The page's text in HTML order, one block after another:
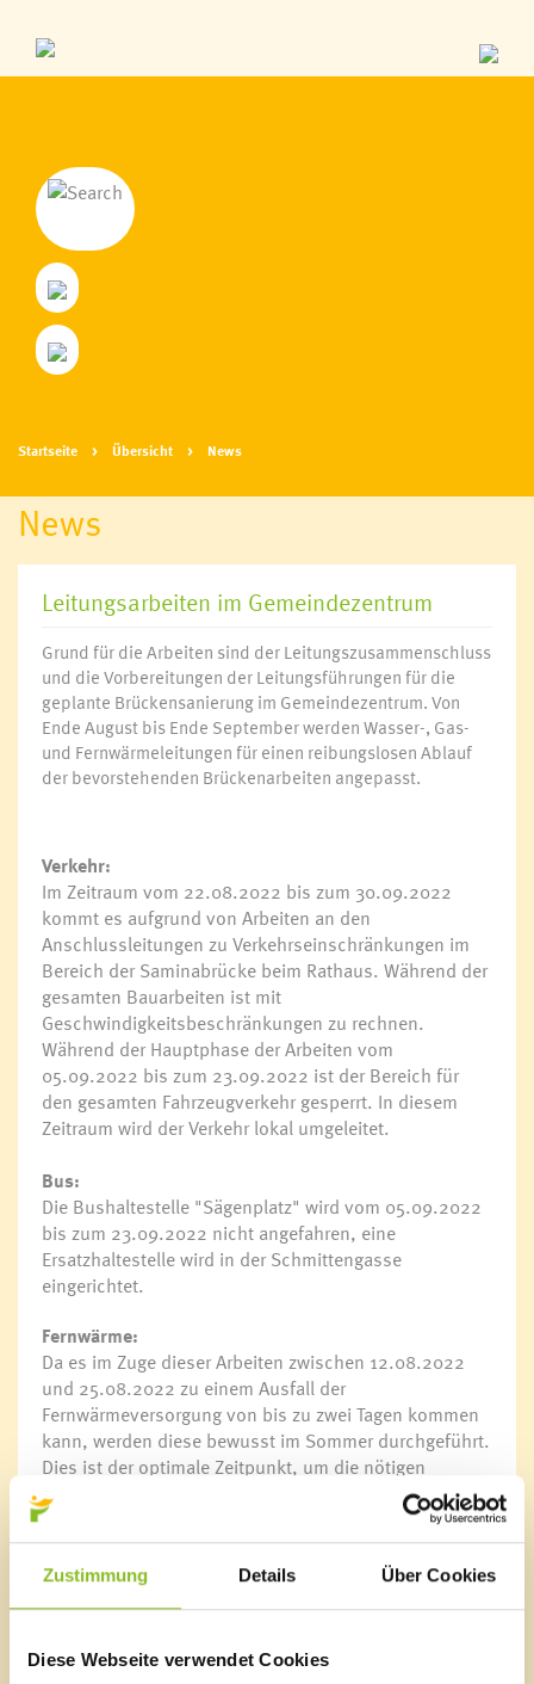
Zustimmung Details Über Cookies
Diese Webseite verwendet Cookies
Startseite Übersicht News
News
Leitungsarbeiten im Gemeindezentrum
Grund für die Arbeiten sind der Leitungszusammenschluss
und die Vorbereitungen der Leitungsführungen für die
geplante Brückensanierung im Gemeindezentrum. Von
Ende August bis Ende September werden Wasser-, Gas-
und Fernwärmeleitungen für einen reibungslosen Ablauf
der bevorstehenden Brückenarbeiten angepasst.
Verkehr:
Im Zeitraum vom 22.08.2022 bis zum 30.09.2022
kommt es aufgrund von Arbeiten an den
Anschlussleitungen zu Verkehrseinschränkungen im
Bereich der Saminabrücke beim Rathaus. Während der
gesamten Bauarbeiten ist mit
Geschwindigkeitsbeschränkungen zu rechnen.
Während der Hauptphase der Arbeiten vom
05.09.2022 bis zum 23.09.2022 ist der Bereich für
den gesamten Fahrzeugverkehr gesperrt. In diesem
Zeitraum wird der Verkehr lokal umgeleitet.
Bus:
Die Bushaltestelle "Sägenplatz" wird vom 05.09.2022
bis zum 23.09.2022 nicht angefahren, eine
Ersatzhaltestelle wird in der Schmittengasse
eingerichtet.
Fernwärme:
Da es im Zuge dieser Arbeiten zwischen 12.08.2022
und 25.08.2022 zu einem Ausfall der
Fernwärmeversorgung von bis zu zwei Tagen kommen
kann, werden diese bewusst im Sommer durchgeführt.
Dies ist der optimale Zeitpunkt, um die nötigen
Maßnahmen umsetzen zu können und gleichzeitig die
Auswirkungen der fehlenden Fernwärmeversorgung
möglichst gering zu halten. Für Haushalte ist somit mit
keinen spürbaren Einschränkungen zu rechnen. Über
www.ewerke.at/news und im Dreischwestern-TV. Die